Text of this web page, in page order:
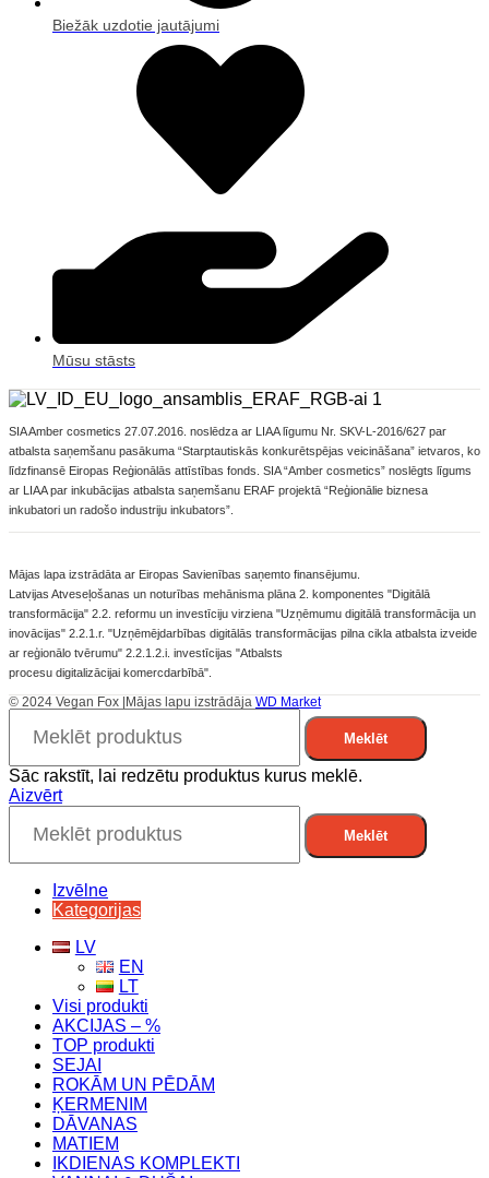
Biežāk uzdotie jautājumi
Mūsu stāsts
​SIA Amber cosmetics 27.07.2016. noslēdza ar LIAA līgumu Nr. SKV-L-2016/627 par
atbalsta saņemšanu pasākuma “Starptautiskās konkurētspējas veicināšana” ietvaros, ko
līdzfinansē Eiropas Reģionālās attīstības fonds. SIA “Amber cosmetics” noslēgts līgums
ar LIAA par inkubācijas atbalsta saņemšanu ERAF projektā “Reģionālie biznesa
inkubatori un radošo industriju inkubators”.
​Mājas lapa izstrādāta ar Eiropas Savienības saņemto finansējumu.
Latvijas Atveseļošanas un noturības mehānisma plāna 2. komponentes "Digitālā
transformācija" 2.2. reformu un investīciju virziena "Uzņēmumu digitālā transformācija un
inovācijas" 2.2.1.r. "Uzņēmējdarbības digitālās transformācijas pilna cikla atbalsta izveide
ar reģionālo tvērumu" 2.2.1.2.i. investīcijas "Atbalsts
procesu digitalizācijai komercdarbībā".
© 2024 Vegan Fox |Mājas lapu izstrādāja WD Market
Meklēt
Sāc rakstīt, lai redzētu produktus kurus meklē.
Aizvērt
Meklēt
Izvēlne
Kategorijas
LV
EN
LT
Visi produkti
AKCIJAS – %
TOP produkti
SEJAI
ROKĀM UN PĒDĀM
ĶERMENIM
DĀVANAS
MATIEM
IKDIENAS KOMPLEKTI